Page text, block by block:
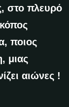
στο πλευρό
ποιος
μιας
αιώνες !